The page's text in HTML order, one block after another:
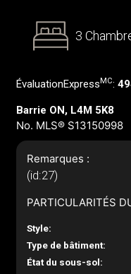
3
ÉvaluationExpress MC:
Barrie ON, L4M 5K8
No. MLS® S13150998
Remarques :
(id:27)
PARTICULARITÉS
Style:
Type de bâtiment:
État du sous-sol: